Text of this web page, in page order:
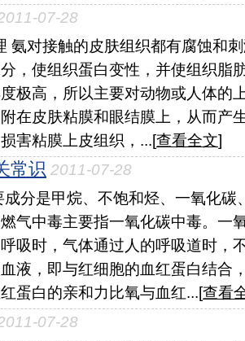
07-28
氨对接触的皮肤组织都有腐蚀和
，使组织蛋白变性，并使组织脂
极高，所以主要对动物或人体的
在皮肤粘膜和眼结膜上，从而产
害粘膜上皮组织，...[查看全文]
常识 2011-07-28
成分是甲烷、不饱和烃、一氧化碳
气中毒主要指一氧化碳中毒。一
吸时，气体通过人的呼吸道时，
液，即与红细胞的血红蛋白结合
蛋白的亲和力比氧与血红...[查看
07-28